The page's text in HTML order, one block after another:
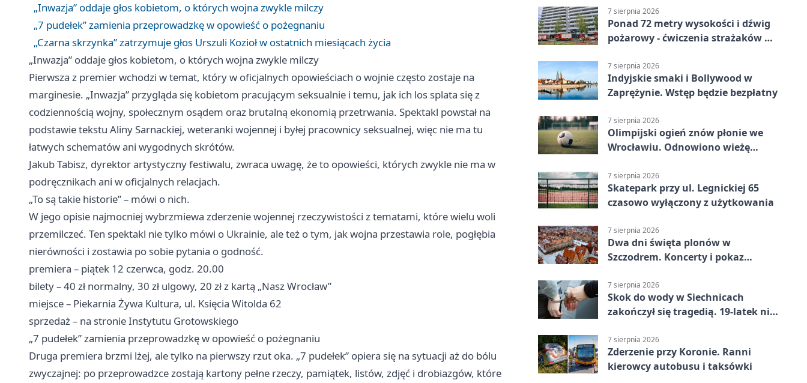
„Inwazja” oddaje głos kobietom, o których wojna zwykle milczy
„7 pudełek” zamienia przeprowadzkę w opowieść o pożegnaniu
„Czarna skrzynka” zatrzymuje głos Urszuli Kozioł w ostatnich miesiącach życia
„Inwazja” oddaje głos kobietom, o których wojna zwykle milczy
Pierwsza z premier wchodzi w temat, który w oficjalnych opowieściach o wojnie często zostaje na
marginesie. „Inwazja” przygląda się kobietom pracującym seksualnie i temu, jak ich los splata się z
codziennością wojny, społecznym osądem oraz brutalną ekonomią przetrwania. Spektakl powstał na
podstawie tekstu Aliny Sarnackiej, weteranki wojennej i byłej pracownicy seksualnej, więc nie ma tu
łatwych schematów ani wygodnych skrótów.
Jakub Tabisz, dyrektor artystyczny festiwalu, zwraca uwagę, że to opowieści, których zwykle nie ma w
podręcznikach ani w oficjalnych relacjach.
„To są takie historie” – mówi o nich.
W jego opisie najmocniej wybrzmiewa zderzenie wojennej rzeczywistości z tematami, które wielu woli
przemilczeć. Ten spektakl nie tylko mówi o Ukrainie, ale też o tym, jak wojna przestawia role, pogłębia
nierówności i zostawia po sobie pytania o godność.
premiera – piątek 12 czerwca, godz. 20.00
bilety – 40 zł normalny, 30 zł ulgowy, 20 zł z kartą „Nasz Wrocław”
miejsce – Piekarnia Żywa Kultura, ul. Księcia Witolda 62
sprzedaż – na stronie Instytutu Grotowskiego
„7 pudełek” zamienia przeprowadzkę w opowieść o pożegnaniu
Druga premiera brzmi lżej, ale tylko na pierwszy rzut oka. „7 pudełek” opiera się na sytuacji aż do bólu
zwyczajnej: po przeprowadzce zostają kartony pełne rzeczy, pamiątek, listów, zdjęć i drobiazgów, które
7 sierpnia 2026
Ponad 72 metry wysokości i dźwig
pożarowy - ćwiczenia strażaków we
7 sierpnia 2026
Indyjskie smaki i Bollywood w
Zaprężynie. Wstęp będzie bezpłatny
7 sierpnia 2026
Olimpijski ogień znów płonie we
Wrocławiu. Odnowiono wieżę
7 sierpnia 2026
Skatepark przy ul. Legnickiej 65
czasowo wyłączony z użytkowania
7 sierpnia 2026
Dwa dni święta plonów w
Szczodrem. Koncerty i pokaz
7 sierpnia 2026
Skok do wody w Siechnicach
zakończył się tragedią. 19-latek nie
7 sierpnia 2026
Zderzenie przy Koronie. Ranni
kierowcy autobusu i taksówki